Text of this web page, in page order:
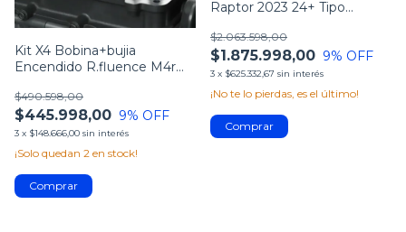
Kit X4 Bobina+bujia
Encendido R.fluence M4r
$445.998,00
$490.598,00
9% OFF
3 x $148.666,00 sin interés
¡Solo quedan 2 en stock!
Raptor 2023 24+ Tipo
$1.875.998,00
$2.063.598,00
9% OFF
3 x $625.332,67 sin interés
¡No te lo pierdas, es el último!